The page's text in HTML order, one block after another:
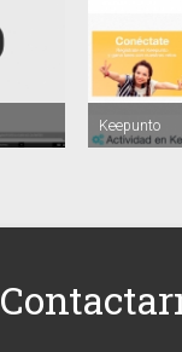
Keepunto